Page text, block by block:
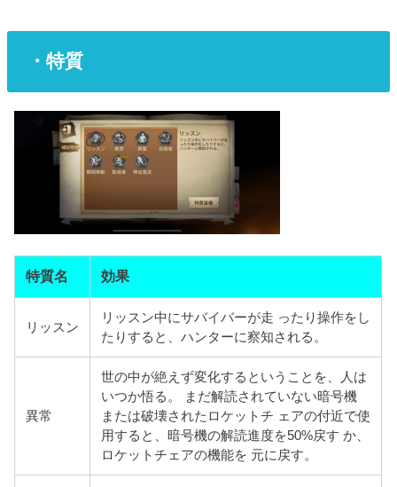
・特質
特質名 効果
リッスン
リッスン中にサバイバーが走 ったり操作をし
たりすると、ハンターに察知される。
異常
世の中が絶えず変化するということを、人は
いつか悟る。 まだ解読されていない暗号機
または破壊されたロケットチ ェアの付近で使
用すると、暗号機の解読進度を50%戻す か、
ロケットチェアの機能を 元に戻す。